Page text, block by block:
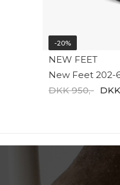
-20%
NEW FEET
New Feet 202-
DKK 950,-